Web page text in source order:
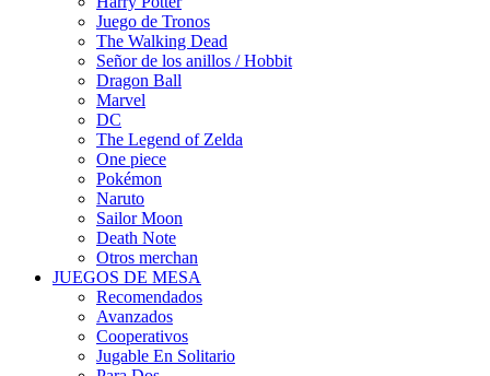
Juego de Tronos
The Walking Dead
Señor de los anillos / Hobbit
Dragon Ball
Marvel
DC
The Legend of Zelda
One piece
Pokémon
Naruto
Sailor Moon
Death Note
Otros merchan
JUEGOS DE MESA
Recomendados
Avanzados
Cooperativos
Jugable En Solitario